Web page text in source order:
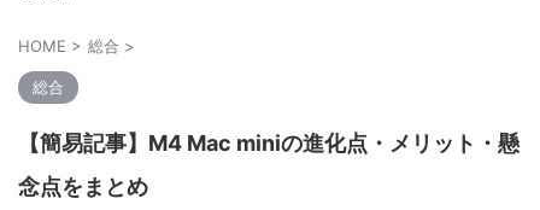
HOME > 総合 >
総合
【簡易記事】M4 Mac miniの進化点・メリット・懸
念点をまとめ